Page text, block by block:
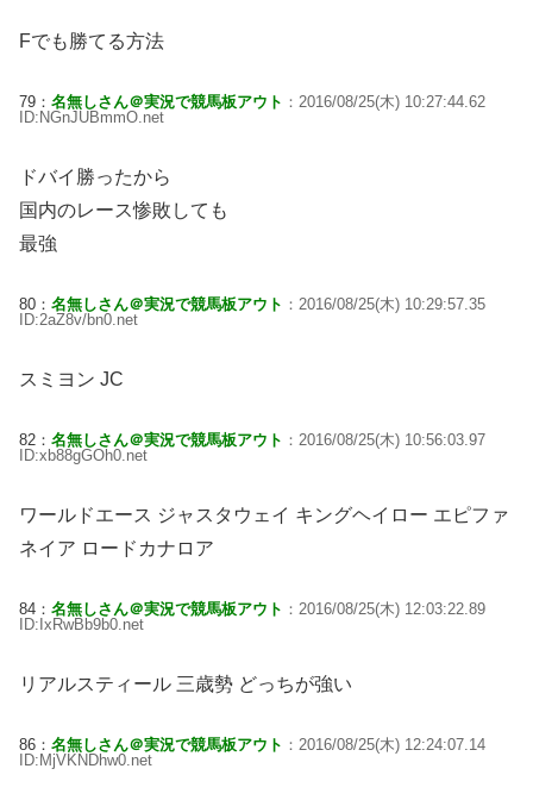
Fでも勝てる方法
79： 名無しさん＠実況で競馬板アウト ：2016/08/25(木) 10:27:44.62
ID:NGnJUBmmO.net
ドバイ勝ったから
国内のレース惨敗しても
最強
80： 名無しさん＠実況で競馬板アウト ：2016/08/25(木) 10:29:57.35
ID:2aZ8v/bn0.net
スミヨン JC
82： 名無しさん＠実況で競馬板アウト ：2016/08/25(木) 10:56:03.97
ID:xb88gGOh0.net
ワールドエース ジャスタウェイ キングヘイロー エピファ
ネイア ロードカナロア
84： 名無しさん＠実況で競馬板アウト ：2016/08/25(木) 12:03:22.89
ID:IxRwBb9b0.net
リアルスティール 三歳勢 どっちが強い
86： 名無しさん＠実況で競馬板アウト ：2016/08/25(木) 12:24:07.14
ID:MjVKNDhw0.net